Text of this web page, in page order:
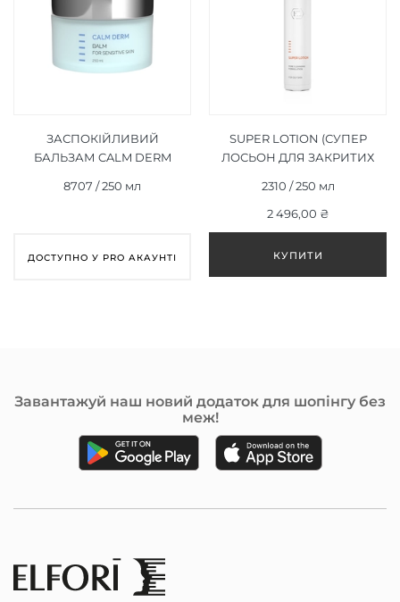
ЗАСПОКІЙЛИВИЙ
БАЛЬЗАМ CALM DERM
8707 / 250 мл
ДОСТУПНО У PRO АКАУНТІ
SUPER LOTION (СУПЕР
ЛОСЬОН ДЛЯ ЗАКРИТИХ
2310 / 250 мл
2 496,00 ₴
Завантажуй наш новий додаток для шопінгу без
меж!